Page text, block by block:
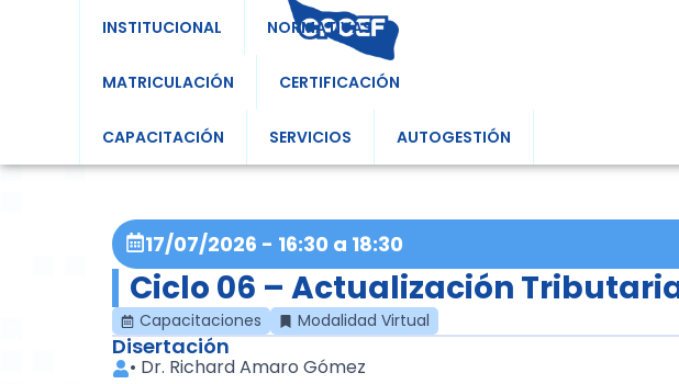
INSTITUCIONAL NORMATIVAS
MATRICULACIÓN CERTIFICACIÓN
CAPACITACIÓN SERVICIOS AUTOGESTIÓN
17/07/2026 - 16:30 a 18:30
Ciclo 06 – Actualización
Capacitaciones Modalidad Virtual
Disertación
• Dr. Richard Amaro Gómez